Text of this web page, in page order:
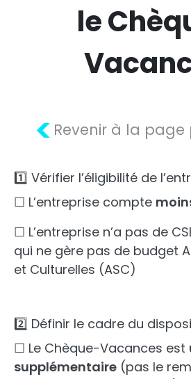
le
< Revenir à la
1️⃣ Vérifier l’éligibilité de
☐ L’entreprise compte
☐ L’entreprise n’a pas de
qui ne gère pas de budget
et Culturelles (ASC)
2️⃣ Définir le cadre du
☐ Le Chèque-Vacances est
supplémentaire (pas le